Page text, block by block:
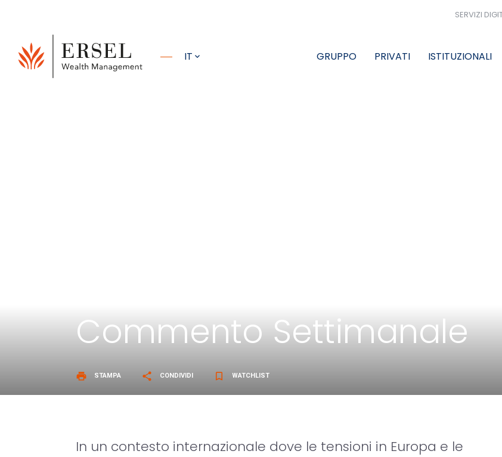
SERVIZI
IT GRUPPO PRIVATI ISTITUZIONALI
Commento Settimanale
print STAMPA share CONDIVIDI bookmark_border WATCHLIST
In un contesto internazionale dove le tensioni in Europa e le